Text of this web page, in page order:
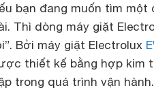
bạn đang muốn tìm
Thì dòng máy giặt
Bởi máy giặt Electrolux
thiết kế bằng hợp kim
trong quá trình vận